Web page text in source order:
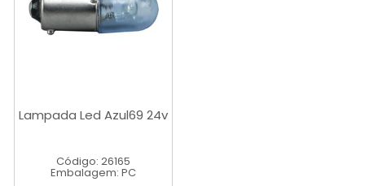
Lampada Led Azul69 24v
Código: 26165
Embalagem: PC